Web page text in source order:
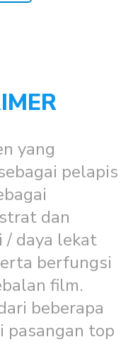
yang
pelapis
dan
/ daya lekat
berfungsi
film.
beberapa
pasangan top